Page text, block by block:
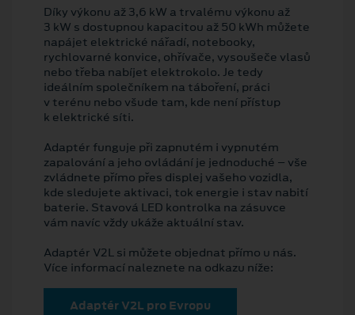
Díky výkonu až 3,6 kW a trvalému výkonu až
3 kW s dostupnou kapacitou až 50 kWh můžete
napájet elektrické nářadí, notebooky,
rychlovarné konvice, ohřívače, vysoušeče vlasů
nebo třeba nabíjet elektrokolo. Je tedy
ideálním společníkem na táboření, práci
v terénu nebo všude tam, kde není přístup
k elektrické síti.
Adaptér funguje při zapnutém i vypnutém
zapalování a jeho ovládání je jednoduché – vše
zvládnete přímo přes displej vašeho vozidla,
kde sledujete aktivaci, tok energie i stav nabití
baterie. Stavová LED kontrolka na zásuvce
vám navíc vždy ukáže aktuální stav.
Adaptér V2L si můžete objednat přímo u nás.
Více informací naleznete na odkazu níže:
Adaptér V2L pro Evropu